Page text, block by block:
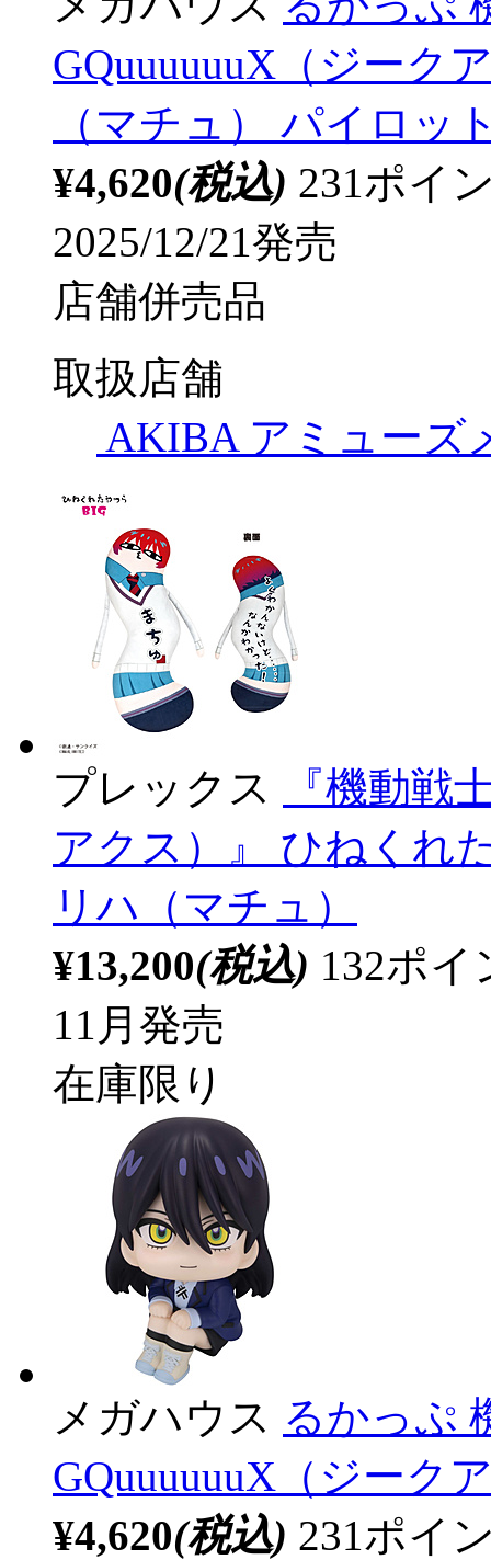
GQuuuuuuX（ジーク
（マチュ） パイロッ
¥4,620(税込) 231ポイ
2025/12/21発売
店舗併売品
取扱店舗
AKIBA アミューズ
プレックス
『機動戦
アクス）』 ひねくれ
リハ（マチュ）
¥13,200(税込) 132ポ
11月発売
在庫限り
メガハウス るかっぷ
GQuuuuuuX（ジーク
¥4,620(税込) 231ポイ